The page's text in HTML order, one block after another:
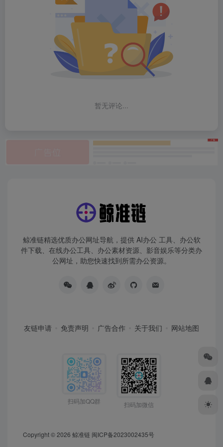
暂无评论...
鲸准链精选优质办公网址导航，提供 AI办公 工具、办公软
件下载、在线办公工具、办公素材资源、影音娱乐等分类办
公网址，助您快速找到所需办公资源。
友链申请 免责声明 广告合作 关于我们 网站地图
扫码加QQ群 扫码加微信
Copyright © 2026 鲸准链 闽ICP备2023002435号